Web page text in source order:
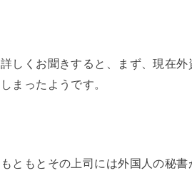
詳しくお聞きすると、まず、現在
しまったようです。
もともとその上司には外国人の秘